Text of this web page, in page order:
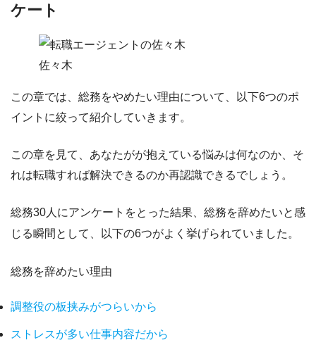
ケート
佐々木
この章では、 総務をやめたい理由について、以下6つのポ
イントに絞って紹介していきます。
この章を見て、 あなたがが抱えている悩みは何なのか、そ
れは転職すれば解決できるのか再認識できるでしょう。
総務30人にアンケートをとった結果、総務を辞めたいと感
じる瞬間として、以下の6つがよく挙げられていました。
総務を辞めたい理由
調整役の板挟みがつらいから
ストレスが多い仕事内容だから